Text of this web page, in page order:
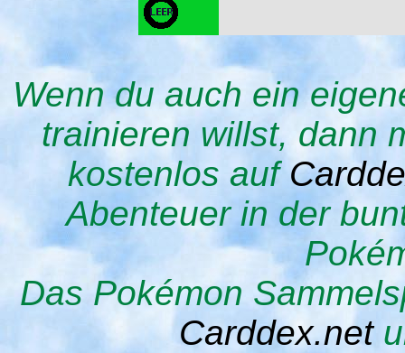
Wenn du auch ein
trainieren willst, dann
kostenlos auf
Abenteuer in der
Das Pokémon
Carddex.net